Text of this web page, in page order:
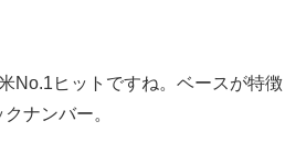
No.1ヒットですね。ベースが特徴
ナンバー。